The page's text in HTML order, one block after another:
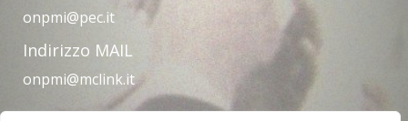
onpmi@pec.it
Indirizzo MAIL
onpmi@mclink.it